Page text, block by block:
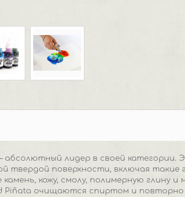
абсолютный лидер в своей
твердой поверхности, включая такие
камень, кожу, смолу, полимерную глину
Piñata очищаются спиртом и